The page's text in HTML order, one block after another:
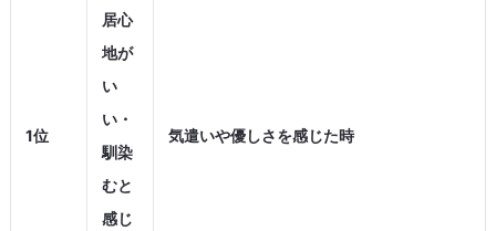
1位
居心
地が
い
い・
馴染
むと
感じ
気遣いや優しさを感じた時